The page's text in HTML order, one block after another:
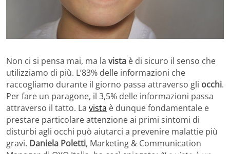
Non ci si pensa mai, ma la vista è di sicuro il senso che
utilizziamo di più. L’83% delle informazioni che
raccogliamo durante il giorno passa attraverso gli occhi.
Per fare un paragone, il 3,5% delle informazioni passa
attraverso il tatto. La vista è dunque fondamentale e
prestare particolare attenzione ai primi sintomi di
disturbi agli occhi può aiutarci a prevenire malattie più
gravi. Daniela Poletti, Marketing & Communication